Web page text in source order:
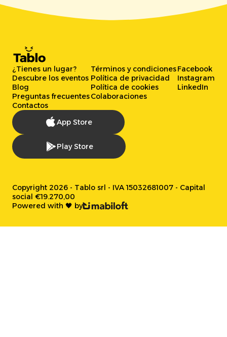
¿Tienes un lugar?
Descubre los eventos
Blog
Preguntas frecuentes
Contactos
Términos y condiciones
Política de privacidad
Política de cookies
Colaboraciones
Facebook
Instagram
LinkedIn
App Store
Play Store
Copyright 2026 - Tablo srl - IVA 15032681007 - Capital
social €19.270,00
Powered with 🖤 by